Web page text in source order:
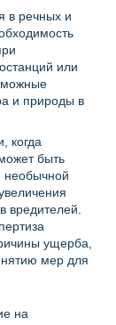
в речных и
или
и природы в
когда
быть
необычной
вредителей.
ущерба,
мер для
на